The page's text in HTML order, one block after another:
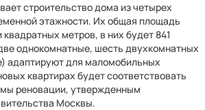
строительство дома из четырех
этажности. Их общая площадь
метров, в них будет 841
однокомнатные, шесть двухкомнатных
адаптируют для маломобильных
квартирах будет соответствовать
реновации, утвержденным
Москвы.